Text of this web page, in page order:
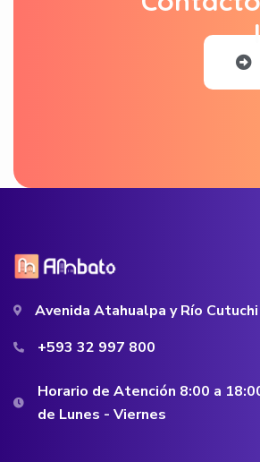
Avenida Atahualpa y Río Cutuchi
+593 32 997 800
Horario de Atención 8:00 a
de Lunes - Viernes